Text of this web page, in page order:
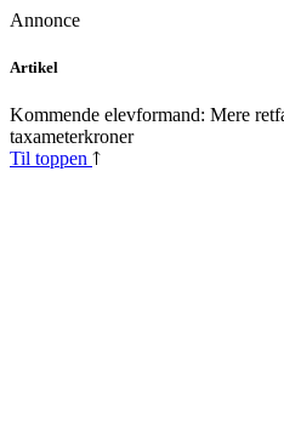
Annonce
Skip
content
Artikel
Kommende elevformand: Mere
taxameterkroner
Til toppen